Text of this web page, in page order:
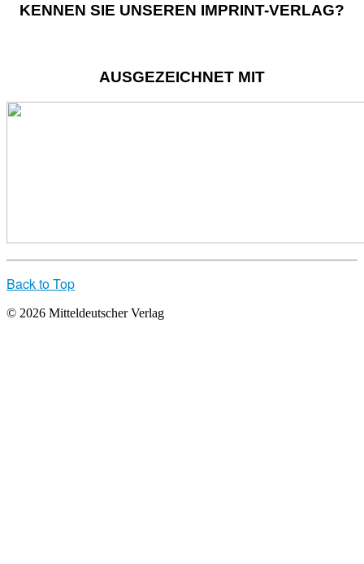
KENNEN SIE UNSEREN IMPRINT-VERLAG?
AUSGEZEICHNET MIT
Back to Top
© 2026 Mitteldeutscher Verlag